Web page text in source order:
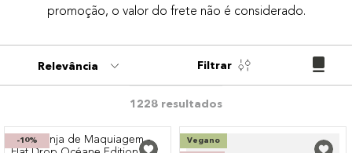
promoção, o valor do frete não é considerado.
Relevância Filtrar
1228
-10% Vegano